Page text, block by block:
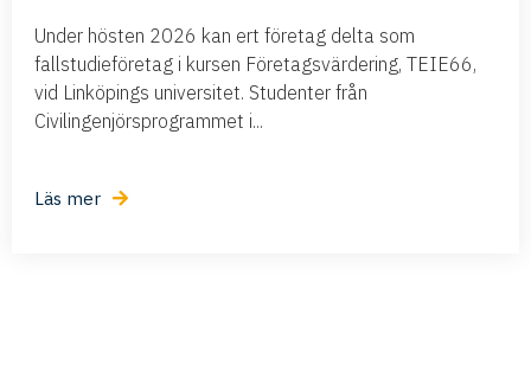
Under hösten 2026 kan ert företag delta som
fallstudieföretag i kursen Företagsvärdering, TEIE66,
vid Linköpings universitet. Studenter från
Civilingenjörsprogrammet i...
Läs mer